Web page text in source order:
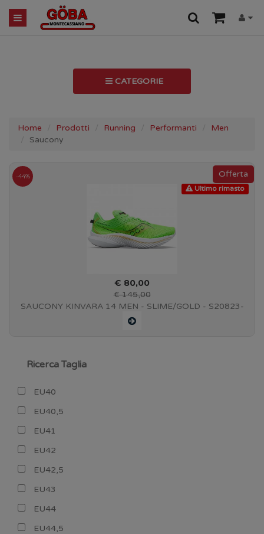
CATEGORIE
Home Prodotti Running Performanti
Men
Saucony
Ultimo rimasto
-44%
€ 80,00
€ 145,00
SAUCONY KINVARA 14 MEN - SLIME/GOLD - S20823-
36
Ricerca Taglia
EU40
EU40,5
EU41
EU42
EU42,5
EU43
EU44
EU44,5